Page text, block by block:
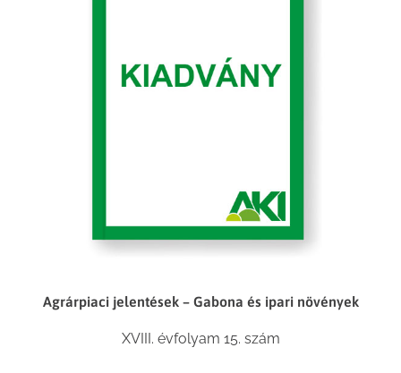
Agrárpiaci jelentések – Gabona és ipari növények
XVIII. évfolyam 15. szám